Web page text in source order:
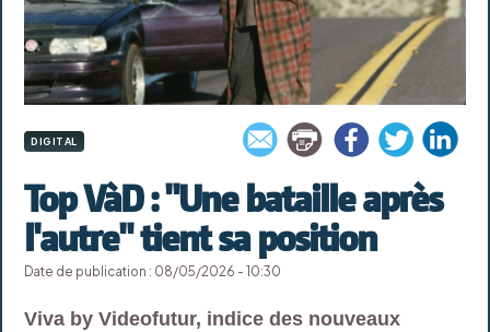
DIGITAL
Top VàD : "Une bataille après
l'autre" tient sa position
Date de publication : 08/05/2026 - 10:30
Viva by Videofutur, indice des nouveaux